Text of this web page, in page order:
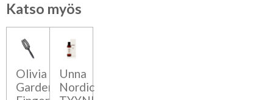
Katso myös
Olivia
Garden
Unna
Nordic